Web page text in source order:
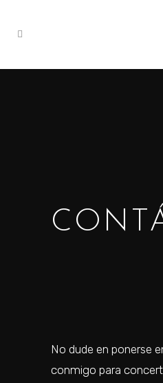
No dude en ponerse
conmigo para